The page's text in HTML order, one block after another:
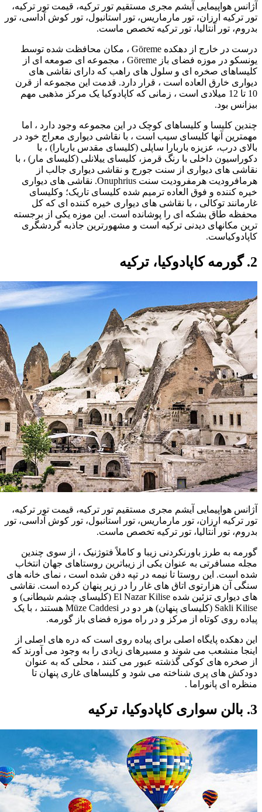
آژانس هواپیمایی آیشم مجری مستقیم تور ترکیه، قیمت تور ترکیه،
تور ترکیه ارزان، تور مارماریس، تور استانبول، تور کوش آداسی، تور
بدروم، تور آنتالیا، تور ترکیه تخصص ماست.
درست در خارج از دهکده Göreme ، مکان محافظت شده توسط
یونسکو در موزه فضای باز Göreme ، مجموعه ای صومعه ای از
کلیساهای صخره ای و سلول های راهب که دارای نقاشی های
دیواری خارق العاده است ، قرار دارد. قدمت این مجموعه از قرن
10 تا 12 میلادی است ، زمانی که کاپادوکیا یک مرکز مذهبی مهم
بیزانس بود.
چندین کلیسا و کلیساهای کوچک در این مجموعه وجود دارد ، اما
مهمترین آنها کلیسای سیب است ، با نقاشی دیواری معراج خود در
بالای درب، عزیزه باربارا ساپلی (کلیسای مقدس باربارا) ، با
دکوراسیون داخلی با رنگ قرمز، کلیسای ییلانلی (کلیسای مار) ، با
نقاشی های دیواری از سنت جورج و نقاشی دیواری جالب از
هرمافرودیت هرمفرودیت سنت Onuphrius. نقاشی های دیواری
خیره کننده و فوق العاده ترمیم شده کلیسای تاریک؛ وکلیسای
غارمانند توکالی ، با نقاشی های دیواری خیره کننده ای که کل
محفظه طاق بشکه ای را پوشانده است. این موزه یکی از برجسته
ترین مکانهای دیدنی ترکیه است و مشهورترین جاذبه گردشگری
کاپادوکیاست.
2. گورمه کاپادوکیا، ترکیه
آژانس هواپیمایی آیشم مجری مستقیم تور ترکیه، قیمت تور ترکیه،
تور ترکیه ارزان، تور مارماریس، تور استانبول، تور کوش آداسی، تور
بدروم، تور آنتالیا، تور ترکیه تخصص ماست.
گورمه به طرز باورنکردنی زیبا و کاملاً فتوژنیک ، از سوی چندین
مجله مسافرتی به عنوان یکی از زیباترین روستاهای جهان انتخاب
شده است. این روستا تا نیمه در تپه دفن شده است ، نمای خانه های
سنگی آن هزارتوی اتاق های غار را در زیر پنهان کرده است. نقاشی
های دیواری تزئین شده El Nazar Kilise (کلیسای چشم شیطانی) و
Sakli Kilise (کلیسای پنهان) هر دو در Müze Caddesi هستند ، با یک
پیاده روی کوتاه از مرکز و در راه موزه فضای باز گورمه.
این دهکده پایگاه اصلی برای پیاده روی است که دره های اصلی از
اینجا منشعب می شوند و مسیرهای زیادی را به وجود می آورند که
از صخره های کوکی گذشته عبور می کنند ، محلی که به عنوان
دودکش های پری شناخته می شود و کلیساهای غاری پنهان تا
منظره ای پانوراما .
3. بالن سواری کاپادوکیا، ترکیه